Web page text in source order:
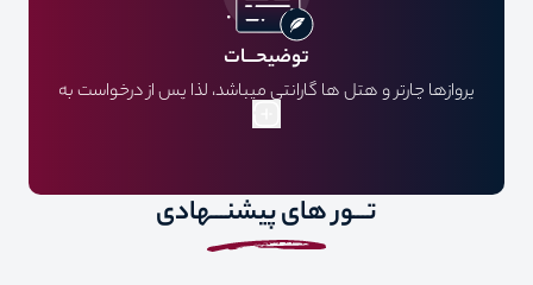
توضیحـــات
پروازها چارتر و هتل ها گارانتی میباشد، لذا پس از درخواست به
هیچ عنوان قابل کنسل کردن نمیباشد..
تـــور های پیشنـــهادی